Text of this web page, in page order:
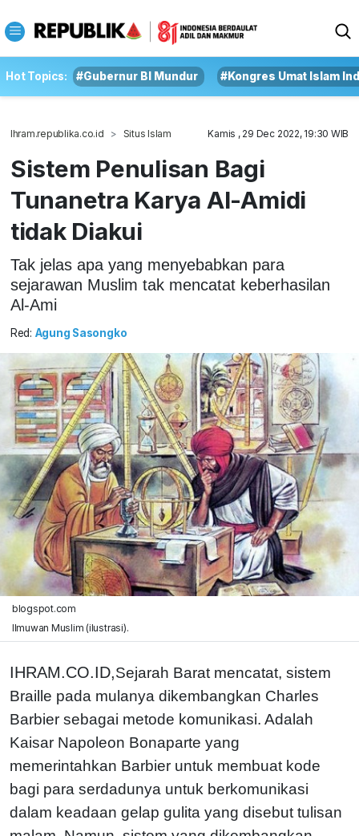
Hot Topics: #Gubernur BI Mundur #Kongres Umat Islam
Ihram.republika.co.id Situs Islam Kamis , 29 Dec 2022, 19:30 WIB
Sistem Penulisan Bagi
Tunanetra Karya Al-Amidi
tidak Diakui
Tak jelas apa yang menyebabkan para
sejarawan Muslim tak mencatat keberhasilan
Al-Ami
Red: Agung Sasongko
blogspot.com
Ilmuwan Muslim (ilustrasi).
IHRAM.CO.ID,Sejarah Barat mencatat, sistem
Braille pada mulanya dikembangkan Charles
Barbier sebagai metode komunikasi. Adalah
Kaisar Napoleon Bonaparte yang
memerintahkan Barbier untuk membuat kode
bagi para serdadunya untuk berkomunikasi
dalam keadaan gelap gulita yang disebut tulisan